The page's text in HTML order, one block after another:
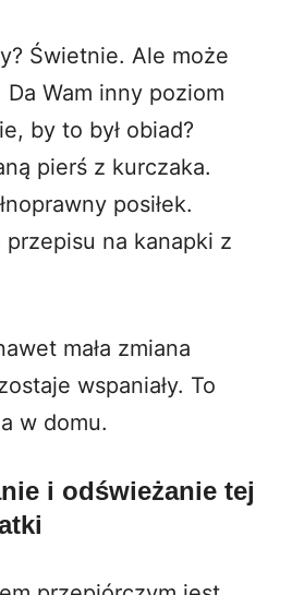
Świetnie. Ale może
Wam inny poziom
by to był obiad?
pierś z kurczaka.
posiłek.
na kanapki z
mała zmiana
wspaniały. To
w domu.
i odświeżanie tej